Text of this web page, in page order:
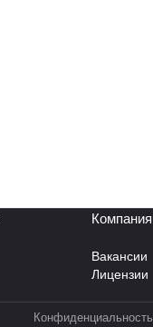
Компания
Вакансии
Лицензии
Конфиденциальность